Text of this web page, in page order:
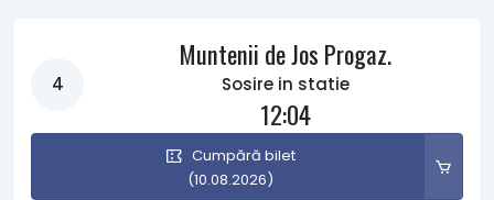
4
Muntenii de Jos Progaz.
Sosire in statie
12:04
Cumpără bilet
(10.08.2026)